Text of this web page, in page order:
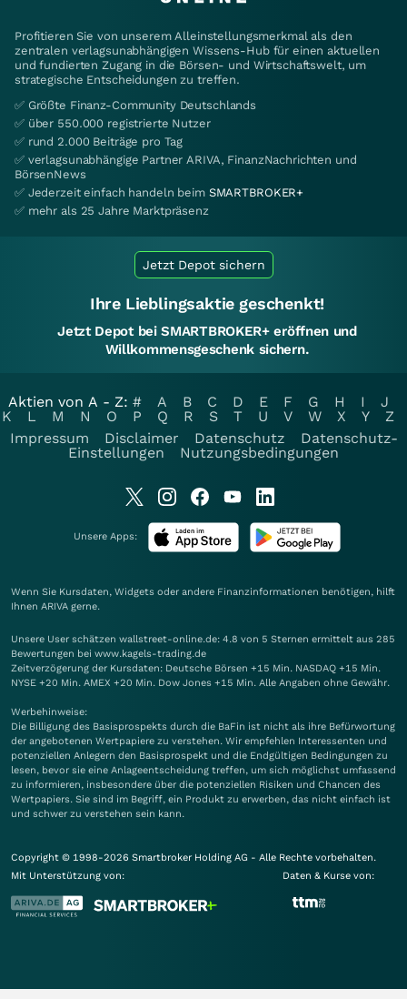
Profitieren Sie von unserem Alleinstellungsmerkmal als den
zentralen verlagsunabhängigen Wissens-Hub für einen aktuellen
und fundierten Zugang in die Börsen- und Wirtschaftswelt, um
strategische Entscheidungen zu treffen.
✅ Größte Finanz-Community Deutschlands
✅ über 550.000 registrierte Nutzer
✅ rund 2.000 Beiträge pro Tag
✅ verlagsunabhängige Partner ARIVA, FinanzNachrichten und
BörsenNews
✅ Jederzeit einfach handeln beim SMARTBROKER+
✅ mehr als 25 Jahre Marktpräsenz
Jetzt Depot sichern
Ihre Lieblingsaktie geschenkt!
Jetzt Depot bei SMARTBROKER+ eröffnen und
Willkommensgeschenk sichern.
Aktien von A - Z: # A B C D E F G H I
J
K
L M N O P Q R S T U V W X Y
Z
Impressum
Disclaimer Datenschutz
Datenschutz-
Einstellungen
Nutzungsbedingungen
Unsere Apps:
Wenn Sie Kursdaten, Widgets oder andere Finanzinformationen benötigen, hilft
Ihnen ARIVA gerne.
Unsere User schätzen wallstreet-online.de: 4.8 von 5 Sternen ermittelt aus 285
Bewertungen bei www.kagels-trading.de
Zeitverzögerung der Kursdaten: Deutsche Börsen +15 Min. NASDAQ +15 Min.
NYSE +20 Min. AMEX +20 Min. Dow Jones +15 Min. Alle Angaben ohne Gewähr.
Werbehinweise:
Die Billigung des Basisprospekts durch die BaFin ist nicht als ihre Befürwortung
der angebotenen Wertpapiere zu verstehen. Wir empfehlen Interessenten und
potenziellen Anlegern den Basisprospekt und die Endgültigen Bedingungen zu
lesen, bevor sie eine Anlageentscheidung treffen, um sich möglichst umfassend
zu informieren, insbesondere über die potenziellen Risiken und Chancen des
Wertpapiers. Sie sind im Begriff, ein Produkt zu erwerben, das nicht einfach ist
und schwer zu verstehen sein kann.
Copyright © 1998-2026 Smartbroker Holding AG - Alle Rechte vorbehalten.
Mit Unterstützung von:
Daten & Kurse von: